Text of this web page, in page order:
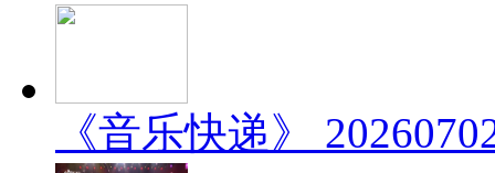
《音乐快递》